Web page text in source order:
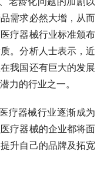
需求必然大增，从而
疗器械行业标准颁布
。分析人士表示，近
我国还有巨大的发展
力的行业之一。
疗器械的企业都将面
升自己的品牌及拓宽